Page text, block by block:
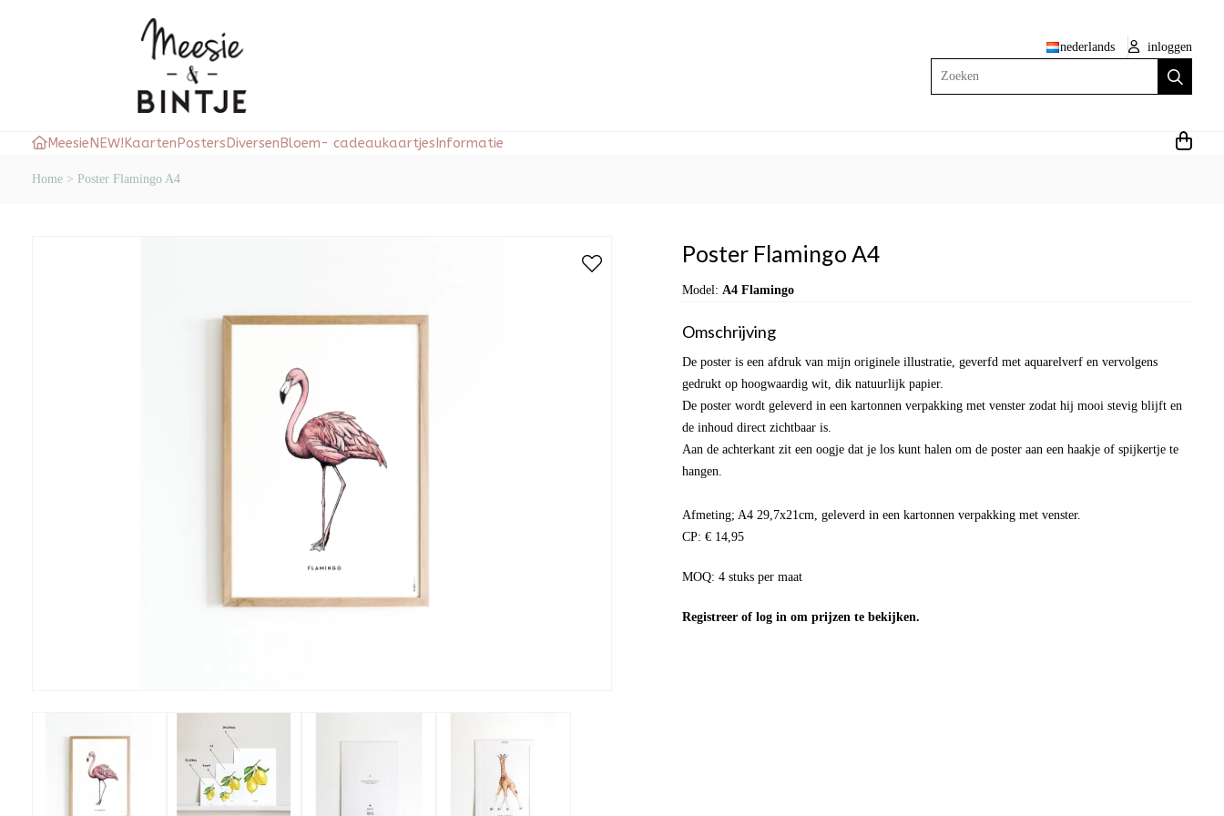
nederlands
inloggen
Zoeken
Meesie NEW! Kaarten Posters Diversen Bloem- cadeaukaartjes Informatie
Home > Poster Flamingo A4
Poster Flamingo A4
Model: A4 Flamingo
Omschrijving
De poster is een afdruk van mijn originele illustratie, geverfd met aquarelverf en vervolgens
gedrukt op hoogwaardig wit, dik natuurlijk papier.
De poster wordt geleverd in een kartonnen verpakking met venster zodat hij mooi stevig blijft en
de inhoud direct zichtbaar is.
Aan de achterkant zit een oogje dat je los kunt halen om de poster aan een haakje of spijkertje te
hangen.
Afmeting; A4 29,7x21cm, geleverd in een kartonnen verpakking met venster.
CP: € 14,95
MOQ: 4 stuks per maat
Registreer of log in om prijzen te bekijken.